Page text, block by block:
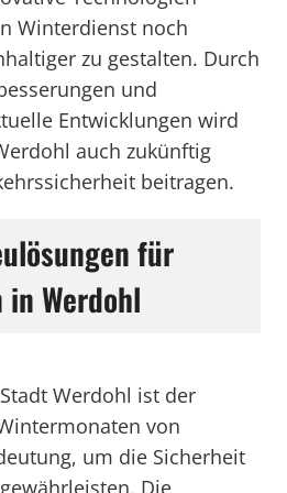
Winterdienst noch
zu gestalten. Durch
und
Entwicklungen wird
auch zukünftig
beitragen.
für
Werdohl
Werdohl ist der
von
um die Sicherheit
Die